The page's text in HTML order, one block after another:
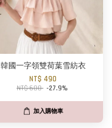
韓國一字領雙荷葉雪紡衣
NT$ 490
NT$ 680 -27.9%
加入購物車